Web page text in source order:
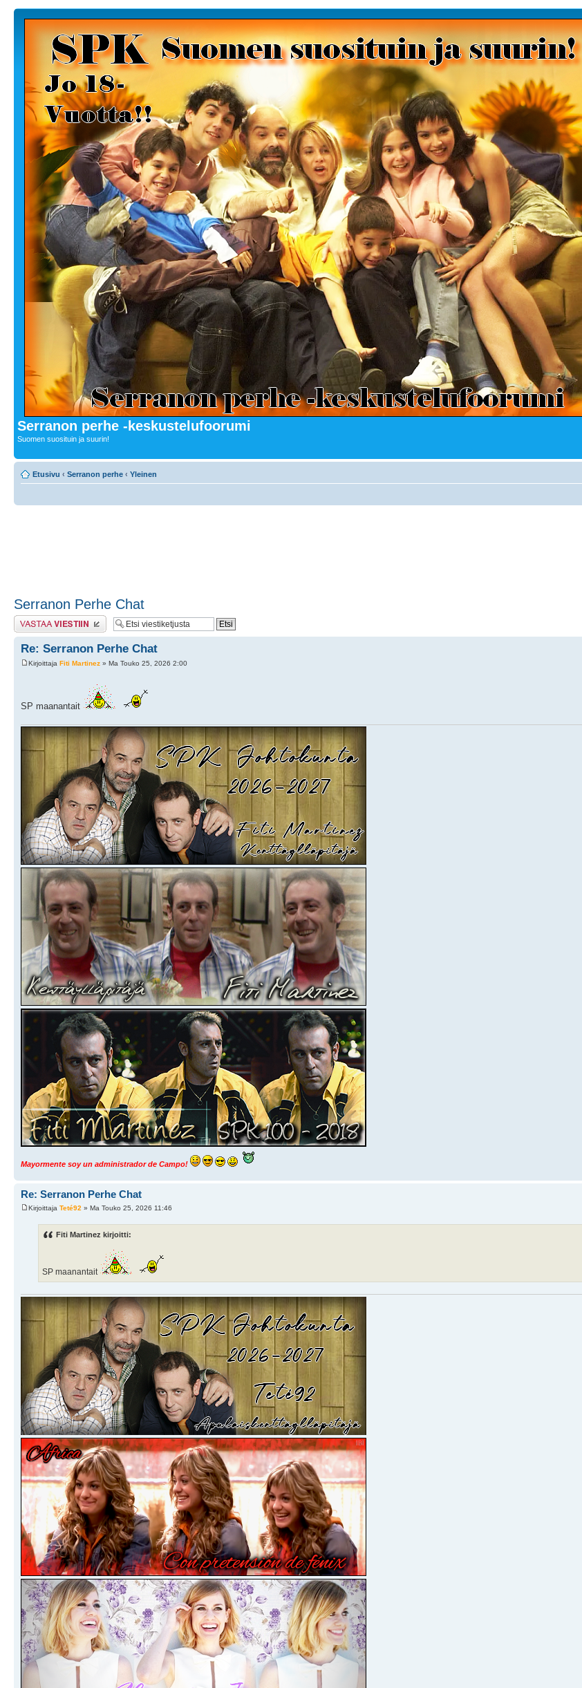
Serranon perhe -keskustelufoorumi
Suomen suosituin ja suurin!
Etusivu ‹ Serranon perhe ‹ Yleinen
Serranon Perhe Chat
Lähetä vastaus
Re: Serranon Perhe Chat
Kirjoittaja Fiti Martinez » Ma Touko 25, 2026 2:00
SP maanantait
Mayormente soy un administrador de Campo!
Re: Serranon Perhe Chat
Kirjoittaja Teté92 » Ma Touko 25, 2026 11:46
Fiti Martinez kirjoitti:
SP maanantait